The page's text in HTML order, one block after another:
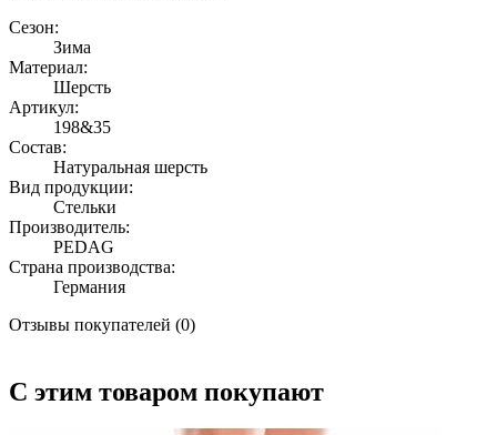
Сезон:
Зима
Материал:
Шерсть
Артикул:
198&35
Состав:
Натуральная шерсть
Вид продукции:
Стельки
Производитель:
PEDAG
Страна производства:
Германия
Отзывы покупателей (0)
С этим товаром покупают